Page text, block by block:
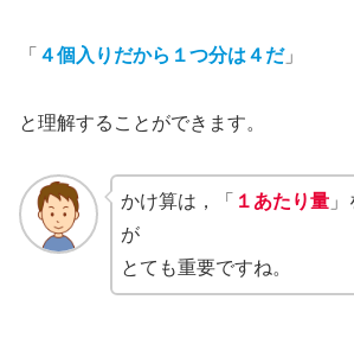
「 ４個入りだから１つ分は４だ」
と理解することができます。
かけ算は，「 １あたり量」
が
とても重要ですね。